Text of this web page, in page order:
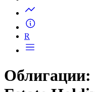
R
Облигации: